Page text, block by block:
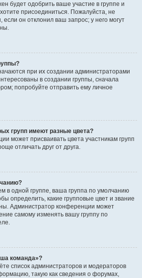
будет одобрить ваше участие в группе и
присоединиться. Пожалуйста, не
если он отклонил ваш запрос; у него могут
при их создании администраторами
в создании группы, сначала
попробуйте отправить ему личное
групп имеют разные цвета?
может присваивать цвета участникам групп
отличать друг от друга.
в одной группе, ваша группа по умолчанию
определить, какие групповые цвет и звание
Администратор конференции может
самому изменять вашу группу по
команда»?
список администраторов и модераторов
такую как сведения о форумах,